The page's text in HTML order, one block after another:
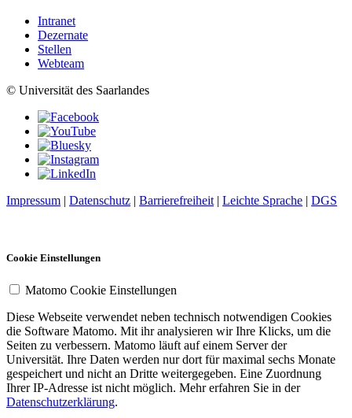
Intranet
Dezernate
Stellen
Webteam
© Universität des Saarlandes
Impressum | Datenschutz | Barrierefreiheit | Leichte Sprache | DGS
Cookie Einstellungen
Matomo Cookie Einstellungen
Diese Webseite verwendet neben technisch notwendigen Cookies
die Software Matomo. Mit ihr analysieren wir Ihre Klicks, um die
Seiten zu verbessern. Matomo läuft auf einem Server der
Universität. Ihre Daten werden nur dort für maximal sechs Monate
gespeichert und nicht an Dritte weitergegeben. Eine Zuordnung
Ihrer IP-Adresse ist nicht möglich. Mehr erfahren Sie in der
Datenschutzerklärung.